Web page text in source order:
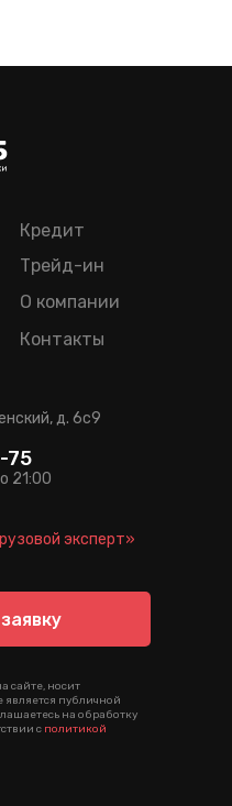
Кредит
Трейд-ин
О компании
Контакты
сайте, носит
является публичной
на обработку
с политикой
д. 6c9
21:00
75
эксперт»